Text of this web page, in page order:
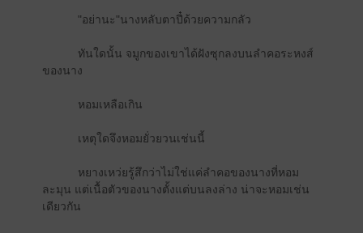
"อย่านะ"นางหลับตาปี๋ด้วยความกลัว
ทันใดนั้น จมูกของเขาได้ฝังซุกลงบนลำคอระหงส์
ของนาง
หอมเหลือเกิน
เหตุใดจึงหอมยั่วยวนเช่นนี้
หยางเหว่ยรู้สึกว่าไม่ใช่แค่ลำคอของนางที่หอม
ละมุน แต่เนื้อตัวของนางตั้งแต่บนลงล่าง น่าจะหอมเช่น
เดียวกัน